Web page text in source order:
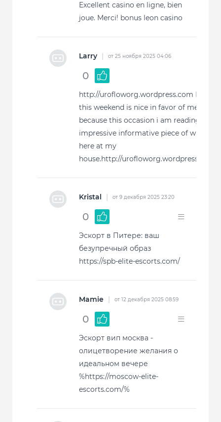
Excellent casino en ligne, bien
joue. Merci! bonus leon casino
Larry | от 25 ноября 2025 04:06
0
http://urofloworg.wordpress.com Hi,
this weekend is nice in favor of me,
because this occasion i am reading this
impressive informative piece of writing
here at my
house.http://urofloworg.wordpress.com
Kristal | от 9 декабря 2025 23:20
0
Эскорт в Питере: ваш
безупречный образ
https://spb-elite-escorts.com/
Mamie | от 12 декабря 2025 08:59
0
Эскорт вип москва -
олицетворение желания о
идеальном вечере
%https://moscow-elite-
escorts.com/%